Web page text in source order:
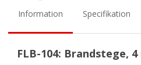
Information Specifikation
FLB-104: Brandstege,